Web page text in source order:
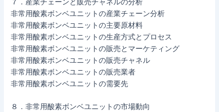
７．産業チェーンと販売チャネルの分析
非常用酸素ボンベユニットの産業チェーン分析
非常用酸素ボンベユニットの主要原材料
非常用酸素ボンベユニットの生産方式とプロセス
非常用酸素ボンベユニットの販売とマーケティング
非常用酸素ボンベユニットの販売チャネル
非常用酸素ボンベユニットの販売業者
非常用酸素ボンベユニットの需要先
８．非常用酸素ボンベユニットの市場動向